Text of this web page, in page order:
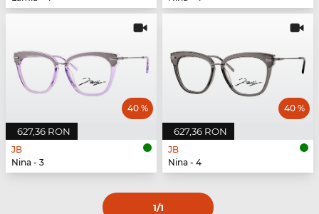
627,36 RON
40 %
JB
Nina - 3
627,36 RON
40 %
JB
Nina - 4
1/1